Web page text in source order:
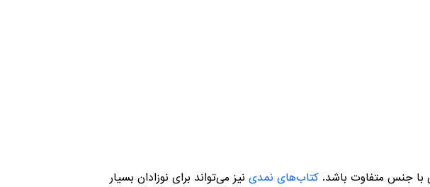
با جنس متفاوت باشد. کتاب‌های نمدینیز می‌تواند برای نوزادان بسیار